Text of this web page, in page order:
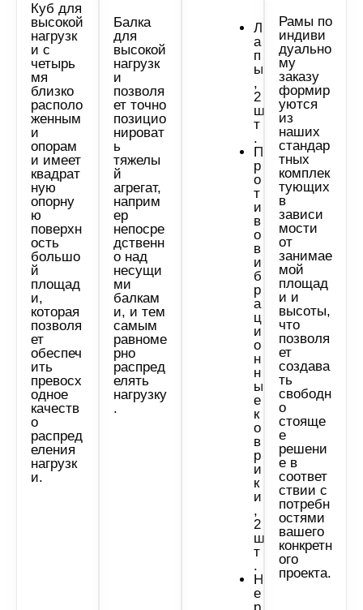
Куб для
высокой
нагрузк
и с
четырь
мя
близко
располо
женным
и
опорам
и имеет
квадрат
ную
опорну
ю
поверхн
ость
большо
й
площад
и,
которая
позволя
ет
обеспеч
ить
превосх
одное
качеств
о
распред
еления
нагрузк
и.
Балка
для
высокой
нагрузк
и
позволя
ет точно
позицио
нироват
ь
тяжелы
й
агрегат,
наприм
ер
непосре
дственн
о над
несущи
ми
балкам
и, и тем
самым
равноме
рно
распред
елять
нагрузку
.
Л
а
п
ы
,
2
ш
т
.
П
р
о
т
и
в
о
в
и
б
р
а
ц
и
о
н
н
ы
е
к
о
в
р
и
к
и
,
2
ш
т
.
Н
е
Рамы по
индиви
дуально
му
заказу
формир
уются
из
наших
стандар
тных
комплек
тующих
в
зависи
мости
от
занимае
мой
площад
и и
высоты,
что
позволя
ет
создава
ть
свободн
о
стояще
е
решени
е в
соответ
ствии с
потребн
остями
вашего
конкретн
ого
проекта.